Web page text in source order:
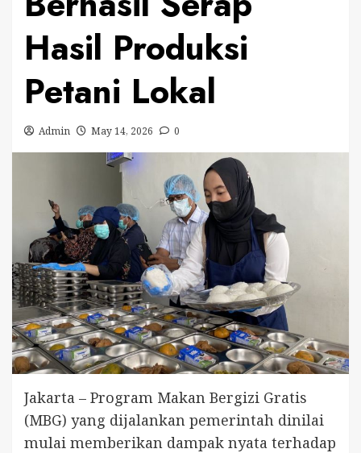
Hasil Produksi
Petani Lokal
Admin May 14, 2026 0
Jakarta – Program Makan Bergizi Gratis
(MBG) yang dijalankan pemerintah dinilai
mulai memberikan dampak nyata terhadap